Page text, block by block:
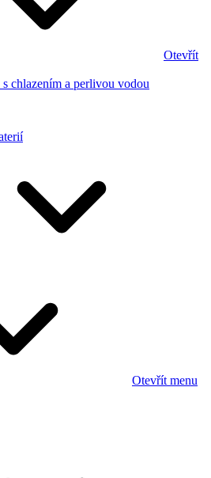
Otevřít
chlazením a perlivou vodou
Otevřít menu